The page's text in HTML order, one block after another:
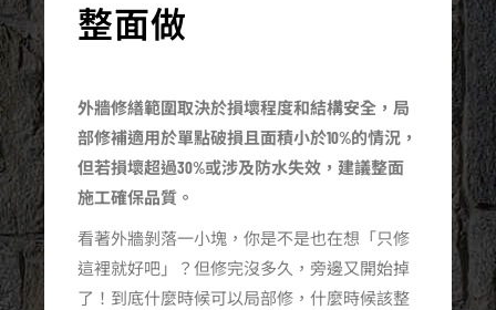
整面做
外牆修繕範圍取決於損壞程度和結構安全，局
部修補適用於單點破損且面積小於10%的情況，
但若損壞超過30%或涉及防水失效，建議整面
施工確保品質。
看著外牆剝落一小塊，你是不是也在想「只修
這裡就好吧」？但修完沒多久，旁邊又開始掉
了！到底什麼時候可以局部修，什麼時候該整